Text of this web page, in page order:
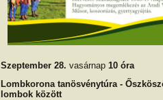
Szeptember 28. vasárnap 10 óra
Lombkorona tanösvénytúra -
lombok között